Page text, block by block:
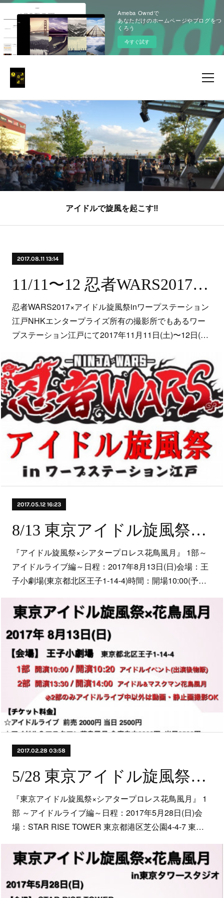
Ameba Owndで
あなただけのホームページやブログをつ
くろう
今すぐ試す
アイドルで旋風を起こす‼
2017.08.11 13:14
11/11〜12 忍者WARS2017×アイドル旋風祭inワープステーション江戸
忍者WARS2017×アイドル旋風祭inワープステーション
江戸NHKエンタープライズ所有の撮影所でもあるワー
プステーション江戸にて2017年11月11日(土)〜12日(…
2017.05.12 16:23
8/13 東京アイドル旋風祭×シアタープロレス花鳥風月
『アイドル旋風祭×シアタープロレス花鳥風月』 1部～
アイドルライブ編～日程：2017年8月13日(日)会場：王
子小劇場(東京都北区王子1-14-4)時間：開場10:00(予…
2017.02.28 03:58
5/28 東京アイドル旋風祭×シアタープロレス花鳥風月
『東京アイドル旋風祭×シアタープロレス花鳥風月』 1
部 ～アイドルライブ編～日程：2017年5月28日(日)会
場：STAR RISE TOWER 東京都港区芝公園4-4-7 東…